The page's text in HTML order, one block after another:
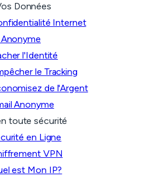
Données
Internet
l'Identité
le Tracking
de l'Argent
Anonyme
toute sécurité
en Ligne
VPN
est Mon IP?